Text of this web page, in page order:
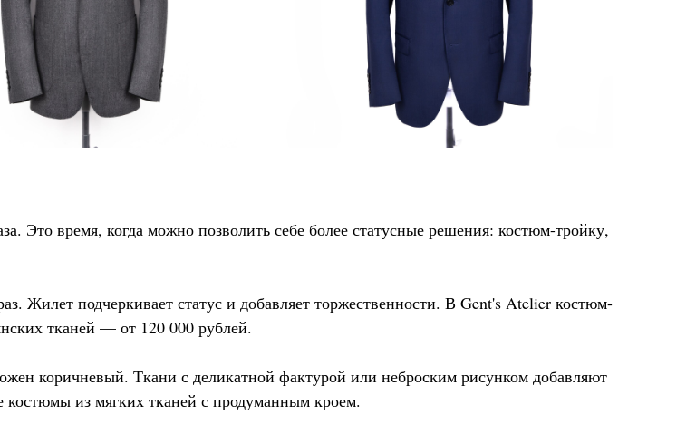
Это время, когда можно позволить себе более статусные решения: костюм-тройку,
Жилет подчеркивает статус и добавляет торжественности. В Gent's Atelier костюм-
тканей — от 120 000 рублей.
коричневый. Ткани с деликатной фактурой или неброским рисунком добавляют
из мягких тканей с продуманным кроем.